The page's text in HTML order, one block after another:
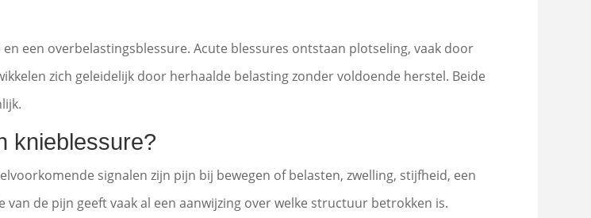
een overbelastingsblessure. Acute blessures ontstaan plotseling, vaak door
zich geleidelijk door herhaalde belasting zonder voldoende herstel. Beide
knieblessure?
signalen zijn pijn bij bewegen of belasten, zwelling, stijfheid, een
de pijn geeft vaak al een aanwijzing over welke structuur betrokken is.